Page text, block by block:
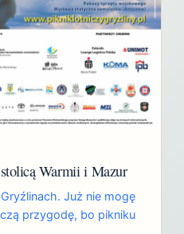
Warmii i Mazur
Już nie mogę
przygodę, bo pikniku